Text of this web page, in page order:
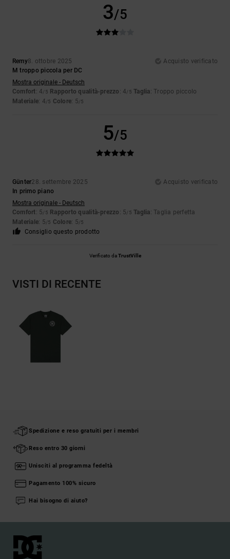
3/5
Remy8. ottobre 2025
Acquisto verificato
M troppo piccola per DC
Mostra originale - Deutsch
Comfort: 4/5 Rapporto qualità-prezzo : 4/5 Taglia: Troppo piccolo
Materiale: 4/5 Colore: 5/5
5/5
Günter28. settembre 2025
Acquisto verificato
In primo piano
Mostra originale - Deutsch
Comfort: 5/5 Rapporto qualità-prezzo : 5/5 Taglia: Taglia perfetta
Materiale: 5/5 Colore: 5/5
Consiglio questo prodotto
Verificato daTrustVille
VISTI DI RECENTE
Spedizione e reso gratuiti per i membri
Reso entro 30 giorni
Unisciti al programma fedeltà
Pagamento 100% sicuro
Hai bisogno di aiuto?